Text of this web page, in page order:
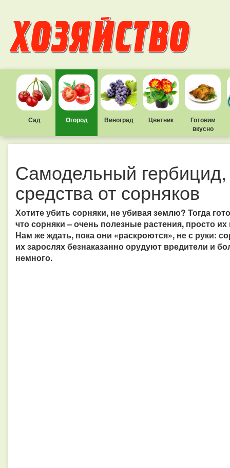
Сад Огород Виноград Цветник
Готовим
вкусно
Самодельный
средства от сорняков
Хотите убить сорняки, не убивая землю? Тогда
что сорняки – очень полезные растения, просто
Нам же ждать, пока они «раскроются», не с руки:
их зарослях безнаказанно орудуют вредители и
немного.